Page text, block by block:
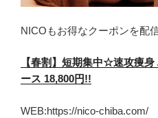
NICOもお得なクーポンを配
【春割】短期集中☆速攻痩
ース 18,800円!!
WEB:https://nico-chiba.com/